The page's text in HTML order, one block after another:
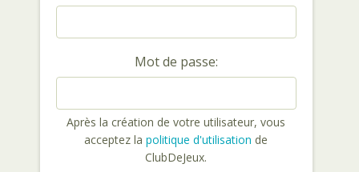
Mot de passe:
Après la création de votre utilisateur, vous
acceptez la politique d'utilisation de
ClubDeJeux.